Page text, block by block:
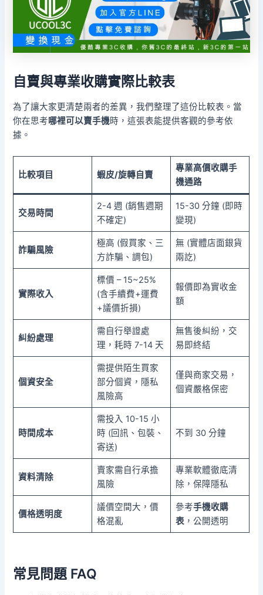
自賣與專業收購實際比較表
為了讓大家更清楚兩者的差異，我們整理了這份比較表。當
你在思考哪裡可以賣手機時，這張表能提供客觀的參考依
據。
比較項目 蝦皮/旋轉自賣
專業高價收購手
機通路
交易時間
2-4 週 (銷售週期
不確定)
15-30 分鐘 (即時
變現)
詐騙風險
極高 (假買家、三
方詐騙、調包)
無 (實體店面銀貨
兩訖)
實際收入
標價 – 15~25%
(含手續費+運費
+議價折損)
報價即為實收金
額
糾紛處理
需自行舉證處
理，耗時 7-14 天
無售後糾紛，交
易即終結
個資安全
需提供陌生買家
部分個資，隱私
風險高
僅與商家交易，
個資嚴格保密
時間成本
需投入 10-15 小
時 (回訊、包裝、
寄送)
不到 30 分鐘
資料清除
賣家需自行承擔
風險
專業軟體徹底清
除，保障隱私
價格透明度
議價空間大，價
格混亂
參考手機收購
表，公開透明
常見問題 FAQ